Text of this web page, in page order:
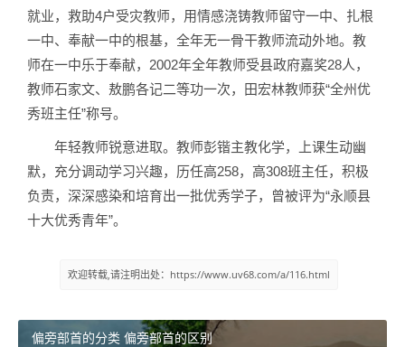
就业，救助4户受灾教师，用情感浇铸教师留守一中、扎根
一中、奉献一中的根基，全年无一骨干教师流动外地。教
师在一中乐于奉献，2002年全年教师受县政府嘉奖28人，
教师石家文、敖鹏各记二等功一次，田宏林教师获“全州优
秀班主任”称号。
年轻教师锐意进取。教师彭锴主教化学，上课生动幽
默，充分调动学习兴趣，历任高258，高308班主任，积极
负责，深深感染和培育出一批优秀学子，曾被评为“永顺县
十大优秀青年”。
欢迎转载,请注明出处：https://www.uv68.com/a/116.html
偏旁部首的分类 偏旁部首的区别